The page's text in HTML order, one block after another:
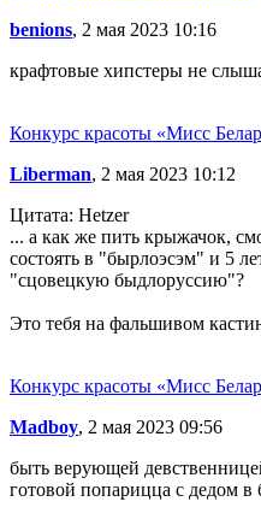
benions, 2 мая 2023 10:16
крафтовые хипстеры не
Конкурс красоты «Мисс
Liberman, 2 мая 2023 10:12
Цитата: Hetzer
... а как же пить крыжачок,
состоять в "бырлоэсэм" и 5
"сцовецкую быдлоруссию"?
Это тебя на фальшивом
Конкурс красоты «Мисс
Madboy, 2 мая 2023 09:56
быть верующей
готовой попарицца с дедом в